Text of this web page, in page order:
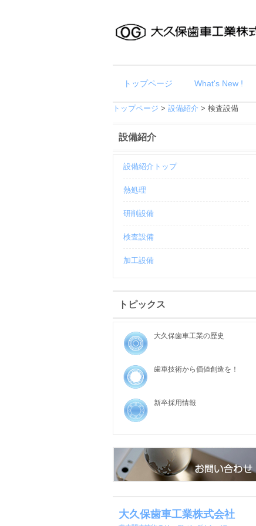
トップページ What's New !
トップページ > 設備紹介 > 検査設備
設備紹介
設備紹介トップ
熱処理
研削設備
検査設備
加工設備
トピックス
大久保歯車工業の歴史
歯車技術から価値創造を！
新卒採用情報
大久保歯車工業株式会社